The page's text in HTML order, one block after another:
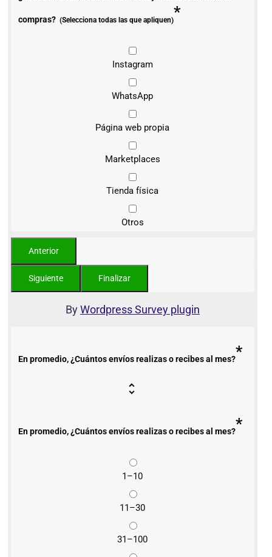
compras? (Selecciona todas las que apliquen)*
Instagram
WhatsApp
Página web propia
Marketplaces
Tienda física
Otros
ByWordpress Survey plugin
En promedio, ¿Cuántos envíos realizas o recibes al mes?*
En promedio, ¿Cuántos envíos realizas o recibes al mes?*
1–10
11–30
31–100